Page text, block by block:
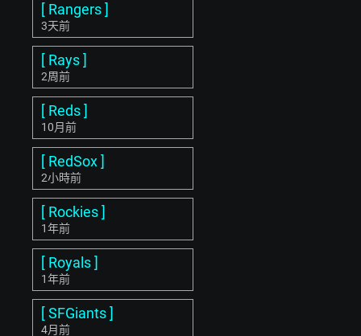
[ Rangers ]
3天前
[ Rays ]
2周前
[ Reds ]
10月前
[ RedSox ]
2小時前
[ Rockies ]
1年前
[ Royals ]
1年前
[ SFGiants ]
4月前